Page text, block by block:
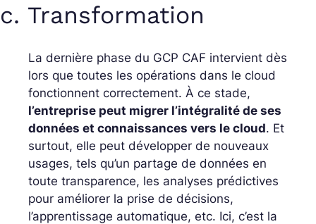
c. Transformation
La dernière phase du GCP CAF intervient dès
lors que toutes les opérations dans le cloud
fonctionnent correctement. À ce stade,
l’entreprise peut migrer l’intégralité de ses
données et connaissances vers le cloud. Et
surtout, elle peut développer de nouveaux
usages, tels qu’un partage de données en
toute transparence, les analyses prédictives
pour améliorer la prise de décisions,
l’apprentissage automatique, etc. Ici, c’est la